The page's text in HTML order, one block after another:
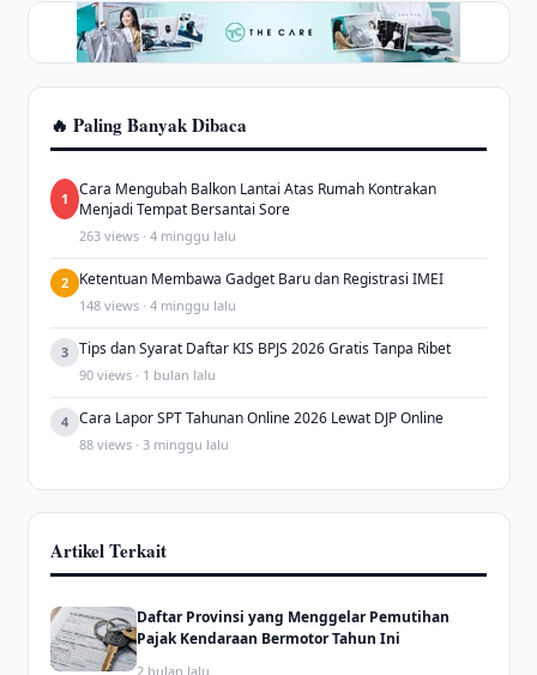
🔥 Paling Banyak Dibaca
1
Cara Mengubah Balkon Lantai Atas Rumah Kontrakan
Menjadi Tempat Bersantai Sore
263 views · 4 minggu lalu
2 Ketentuan Membawa Gadget Baru dan Registrasi IMEI
148 views · 4 minggu lalu
3 Tips dan Syarat Daftar KIS BPJS 2026 Gratis Tanpa Ribet
90 views · 1 bulan lalu
4 Cara Lapor SPT Tahunan Online 2026 Lewat DJP Online
88 views · 3 minggu lalu
Artikel Terkait
Daftar Provinsi yang Menggelar Pemutihan
Pajak Kendaraan Bermotor Tahun Ini
2 bulan lalu